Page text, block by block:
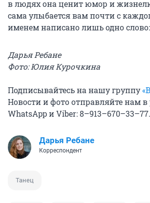
в людях она ценит юмор и
сама улыбается вам почти с
именем написано лишь одно слово:
Дарья Ребане
Фото: Юлия Курочкина
Подписывайтесь на нашу группу
Новости и фото отправляйте нам
WhatsApp и Viber: 8–913–670–33–77.
Дарья Ребане
Корреспондент
Танец